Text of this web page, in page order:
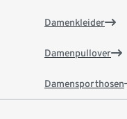
Damenkleider
Damenpullover
Damensporthosen